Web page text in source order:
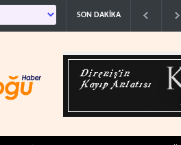
SON DAKİKA
Colani'den Trump'a Rusya